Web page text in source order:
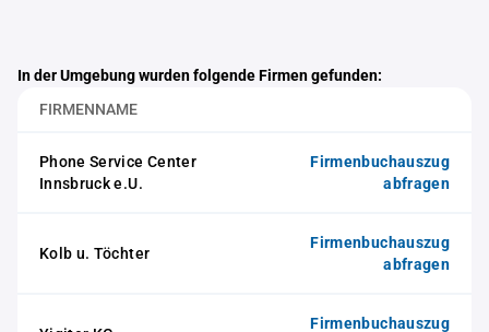
In der Umgebung wurden folgende Firmen gefunden:
FIRMENNAME
Phone Service Center
Innsbruck e.U.
Firmenbuchauszug
abfragen
Kolb u. Töchter
Firmenbuchauszug
abfragen
Firmenbuchauszug